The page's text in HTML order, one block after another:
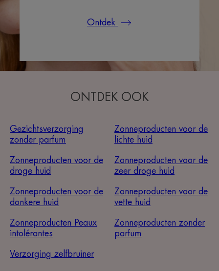
Ontdek
ONTDEK OOK
Gezichtsverzorging
zonder parfum
Zonneproducten voor de
lichte huid
Zonneproducten voor de
droge huid
Zonneproducten voor de
zeer droge huid
Zonneproducten voor de
donkere huid
Zonneproducten voor de
vette huid
Zonneproducten Peaux
intolérantes
Zonneproducten zonder
parfum
Verzorging zelfbruiner